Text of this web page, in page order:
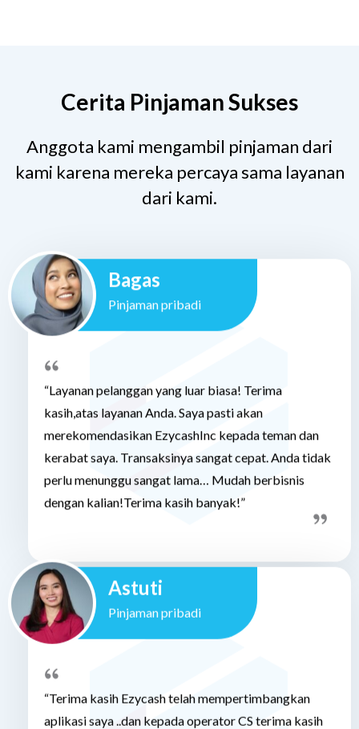
Cerita Pinjaman Sukses
Anggota kami mengambil pinjaman dari
kami karena mereka percaya sama layanan
dari kami.
Bagas
Pinjaman pribadi
“Layanan pelanggan yang luar biasa! Terima
kasih,atas layanan Anda. Saya pasti akan
merekomendasikan EzycashInc kepada teman dan
kerabat saya. Transaksinya sangat cepat. Anda tidak
perlu menunggu sangat lama… Mudah berbisnis
dengan kalian!Terima kasih banyak!”
Astuti
Pinjaman pribadi
“Terima kasih Ezycash telah mempertimbangkan
aplikasi saya ..dan kepada operator CS terima kasih